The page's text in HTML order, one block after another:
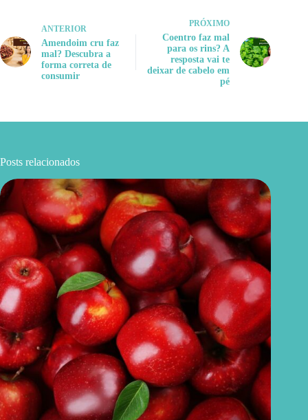
ANTERIOR
Amendoim cru faz
mal? Descubra a
forma correta de
consumir
PRÓXIMO
Coentro faz mal
para os rins? A
resposta vai te
deixar de cabelo em
pé
Posts relacionados